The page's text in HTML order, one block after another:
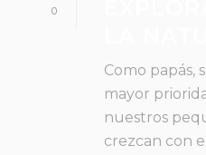
0
Como papás,
mayor
nuestros
crezcan con